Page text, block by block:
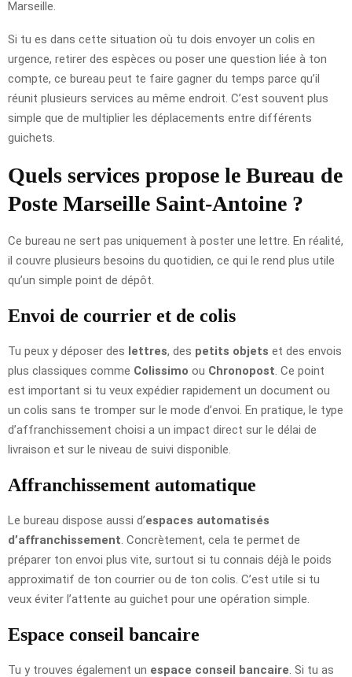
Marseille.
Si tu es dans cette situation où tu dois envoyer un colis en
urgence, retirer des espèces ou poser une question liée à ton
compte, ce bureau peut te faire gagner du temps parce qu’il
réunit plusieurs services au même endroit. C’est souvent plus
simple que de multiplier les déplacements entre différents
guichets.
Quels services propose le Bureau de
Poste Marseille Saint-Antoine ?
Ce bureau ne sert pas uniquement à poster une lettre. En réalité,
il couvre plusieurs besoins du quotidien, ce qui le rend plus utile
qu’un simple point de dépôt.
Envoi de courrier et de colis
Tu peux y déposer des lettres, des petits objets et des envois
plus classiques comme Colissimo ou Chronopost . Ce point
est important si tu veux expédier rapidement un document ou
un colis sans te tromper sur le mode d’envoi. En pratique, le type
d’affranchissement choisi a un impact direct sur le délai de
livraison et sur le niveau de suivi disponible.
Affranchissement automatique
Le bureau dispose aussi d’espaces automatisés
d’affranchissement . Concrètement, cela te permet de
préparer ton envoi plus vite, surtout si tu connais déjà le poids
approximatif de ton courrier ou de ton colis. C’est utile si tu
veux éviter l’attente au guichet pour une opération simple.
Espace conseil bancaire
Tu y trouves également un espace conseil bancaire . Si tu as